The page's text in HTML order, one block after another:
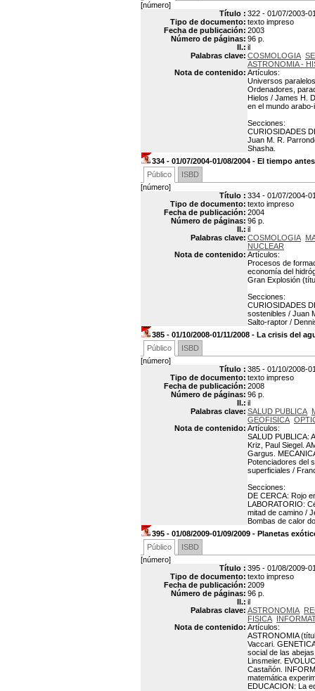
[número]
Título : 322 - 01/07/2003-
Tipo de documento: texto impreso
Fecha de publicación: 2003
Número de páginas: 96 p.
Il.: il
Palabras clave: COSMOLOGIA
ASTRONOMIA -
Nota de contenido: Artículos:
Universos
Ordenadores,
Hielos / James H.
en el mundo
Secciones:
CURIOSIDADES
Juan M. R.
Shasha.
334 - 01/07/2004-01/08/2004 - El tiempo
Público
ISBD
[número]
Título : 334 - 01/07/2004-
Tipo de documento: texto impreso
Fecha de publicación: 2004
Número de páginas: 96 p.
Il.: il
Palabras clave: COSMOLOGIA
NUCLEAR
Nota de contenido: Artículos:
Procesos de
economía del
Gran Explosión
Secciones:
CURIOSIDADES
sostenibles / Juan
Salto-raptor /
385 - 01/10/2008-01/11/2008 - La crisis del
Público
ISBD
[número]
Título : 385 - 01/10/2008-
Tipo de documento: texto impreso
Fecha de publicación: 2008
Número de páginas: 96 p.
Il.: il
Palabras clave: SALUD PUBLICA
GEOFISICA
Nota de contenido: Artículos:
SALUD PUBLICA:
Kriz, Paul Siegel.
Gargus.
Potenciadores del
superficiales /
Secciones:
DE CERCA: Rojo
LABORATORIO:
mitad de camino /
Bombas de calor
395 - 01/08/2009-01/09/2009 - Planetas
Público
ISBD
[número]
Título : 395 - 01/08/2009-
Tipo de documento: texto impreso
Fecha de publicación: 2009
Número de páginas: 96 p.
Il.: il
Palabras clave: ASTRONOMIA
FISICA
Nota de contenido: Artículos:
ASTRONOMIA
Vaccari.
social de las
Linsmeier.
Castañón.
matemática
EDUCACION: La